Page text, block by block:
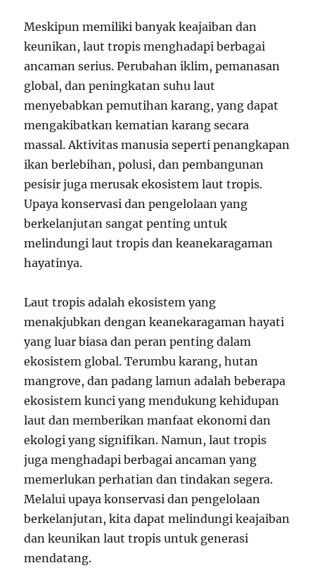
Meskipun memiliki banyak keajaiban dan
keunikan, laut tropis menghadapi berbagai
ancaman serius. Perubahan iklim, pemanasan
global, dan peningkatan suhu laut
menyebabkan pemutihan karang, yang dapat
mengakibatkan kematian karang secara
massal. Aktivitas manusia seperti penangkapan
ikan berlebihan, polusi, dan pembangunan
pesisir juga merusak ekosistem laut tropis.
Upaya konservasi dan pengelolaan yang
berkelanjutan sangat penting untuk
melindungi laut tropis dan keanekaragaman
hayatinya.
Laut tropis adalah ekosistem yang
menakjubkan dengan keanekaragaman hayati
yang luar biasa dan peran penting dalam
ekosistem global. Terumbu karang, hutan
mangrove, dan padang lamun adalah beberapa
ekosistem kunci yang mendukung kehidupan
laut dan memberikan manfaat ekonomi dan
ekologi yang signifikan. Namun, laut tropis
juga menghadapi berbagai ancaman yang
memerlukan perhatian dan tindakan segera.
Melalui upaya konservasi dan pengelolaan
berkelanjutan, kita dapat melindungi keajaiban
dan keunikan laut tropis untuk generasi
mendatang.